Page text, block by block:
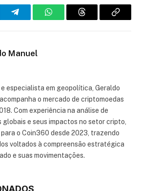
TelegramWhatsAppThreads Copiar
Manuel
especialista em geopolítica, Geraldo
o mercado de criptomoedas
Com experiência na análise de
globais e seus impactos no setor cripto,
o Coin360 desde 2023, trazendo
voltados à compreensão estratégica
e suas movimentações.